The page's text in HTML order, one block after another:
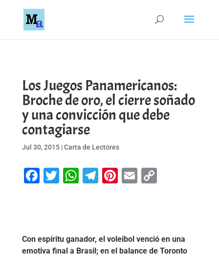
Los Juegos Panamericanos:
Broche de oro, el cierre soñado
y una convicción que debe
contagiarse
Jul 30, 2015|Carta de Lectores
Facebook
Twitter
WhatsApp
Telegram
Pinterest
EmailCopy
Con espíritu ganador, el voleibol venció en una
emotiva final a Brasil; en el balance de Toronto